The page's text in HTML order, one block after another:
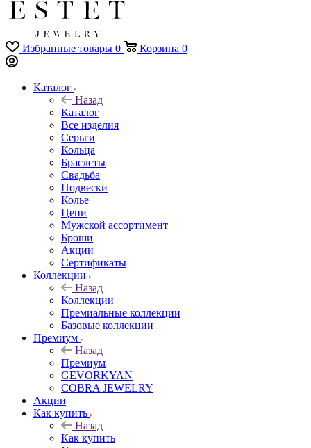
Избранные товары 0 Корзина 0
Каталог
Назад
Каталог
Все изделия
Серьги
Кольца
Браслеты
Свадьба
Подвески
Колье
Цепи
Мужской ассортимент
Броши
Акции
Сертификаты
Коллекции
Назад
Коллекции
Премиальные коллекции
Базовые коллекции
Премиум
Назад
Премиум
GEVORKYAN
COBRA JEWELRY
Акции
Как купить
Назад
Как купить